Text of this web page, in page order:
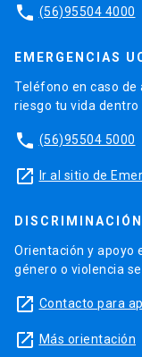
phone (56)95504 4000
EMERGENCIAS
Teléfono en caso de
riesgo tu vida dentro
phone (56)95504 5000
launch Ir al sitio de
Orientación y apoyo
género o violencia
launch Contacto para
launch Más orientación